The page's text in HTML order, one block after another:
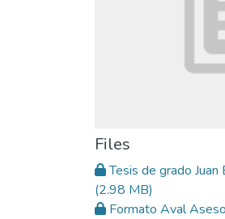
Files
Tesis de grado Juan
(2.98 MB)
Formato Aval